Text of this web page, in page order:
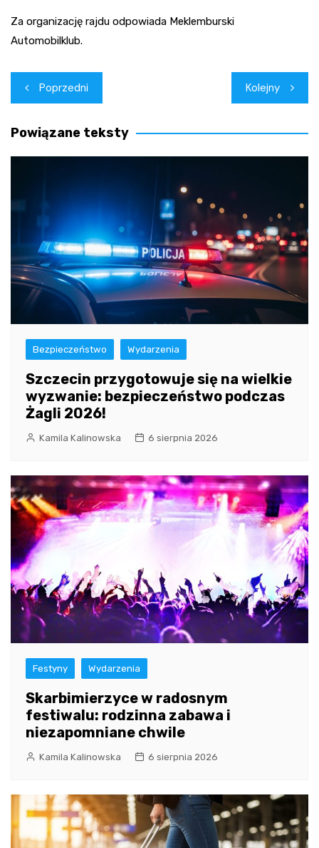
Za organizację rajdu odpowiada Meklemburski
Automobilklub.
Nawigacja
wpisu
Poprzedni Kolejny
Powiązane teksty
Bezpieczeństwo Wydarzenia
Szczecin przygotowuje się na wielkie
wyzwanie: bezpieczeństwo podczas
Żagli 2026!
Kamila Kalinowska 6 sierpnia 2026
Festyny Wydarzenia
Skarbimierzyce w radosnym
festiwalu: rodzinna zabawa i
niezapomniane chwile
Kamila Kalinowska 6 sierpnia 2026